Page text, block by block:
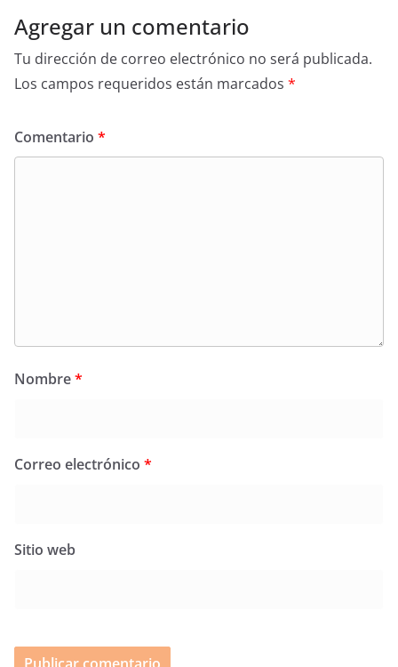
Agregar un comentario
Tu dirección de correo electrónico no será publicada.
Los campos requeridos están marcados *
Comentario *
Nombre*
Correo electrónico *
Sitio web